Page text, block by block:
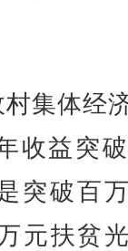
集体经
收益突
突破百
元扶贫